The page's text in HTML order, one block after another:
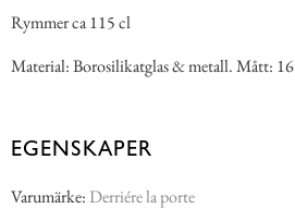
Rymmer ca 115 cl
Material: Borosilikatglas & metall. Mått:
EGENSKAPER
Varumärke: Derriére la porte